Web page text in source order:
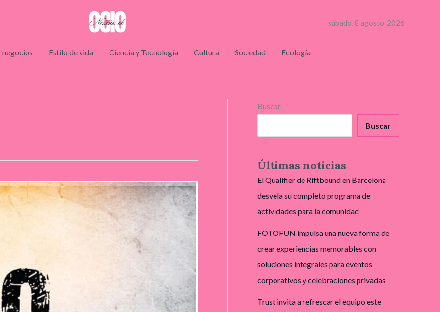
sábado, 8 agosto, 2026
negocios Estilo de vida Ciencia y Tecnología Cultura Sociedad Ecología
Buscar
Buscar
Últimas noticias
El Qualifier de Riftbound en Barcelona
desvela su completo programa de
actividades para la comunidad
FOTOFUN impulsa una nueva forma de
crear experiencias memorables con
soluciones integrales para eventos
corporativos y celebraciones privadas
Trust invita a refrescar el equipo este